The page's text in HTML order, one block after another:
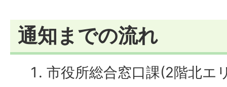
通知までの流れ
市役所総合窓口課(2階北エ